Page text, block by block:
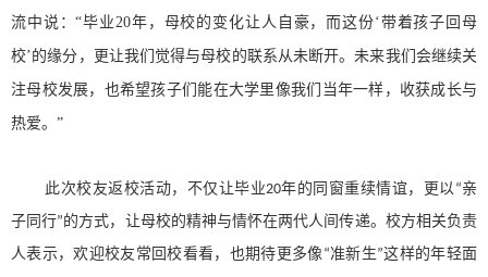
流中说：“毕业20年，母校的变化让人自豪，而这份‘带着孩子回母
校’的缘分，更让我们觉得与母校的联系从未断开。未来我们会继续关
注母校发展，也希望孩子们能在大学里像我们当年一样，收获成长与
热爱。”
此次校友返校活动，不仅让毕业20年的同窗重续情谊，更以“亲
子同行”的方式，让母校的精神与情怀在两代人间传递。校方相关负责
人表示，欢迎校友常回校看看，也期待更多像“准新生”这样的年轻面